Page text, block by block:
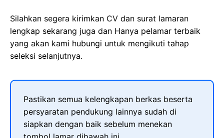
Silahkan segera kirimkan CV dan surat lamaran
lengkap sekarang juga dan Hanya pelamar terbaik
yang akan kami hubungi untuk mengikuti tahap
seleksi selanjutnya.
Pastikan semua kelengkapan berkas beserta
persyaratan pendukung lainnya sudah di
siapkan dengan baik sebelum menekan